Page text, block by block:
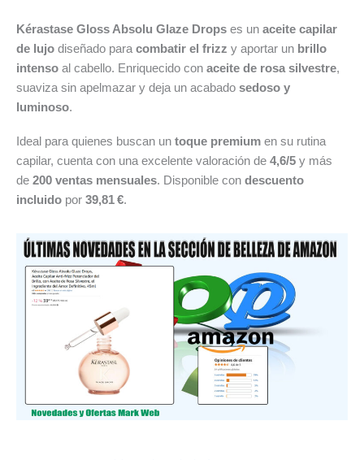
Kérastase Gloss Absolu Glaze Drops es un aceite capilar
de lujo diseñado paracombatir el frizz y aportar un brillo
intenso al cabello. Enriquecido con aceite de rosa silvestre,
suaviza sin apelmazar y deja un acabado sedoso y
luminoso.
Ideal para quienes buscan un toque premium en su rutina
capilar, cuenta con una excelente valoración de 4,6/5 y más
de 200 ventas mensuales. Disponible con descuento
incluido por 39,81 €.